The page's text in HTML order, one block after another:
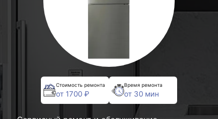
Стоимость ремонта
от 1700 ₽
Время ремонта
от 30 мин